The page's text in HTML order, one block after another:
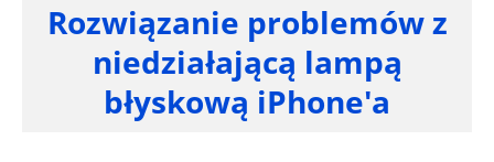
Rozwiązanie problemów z
niedziałającą lampą
błyskową iPhone'a